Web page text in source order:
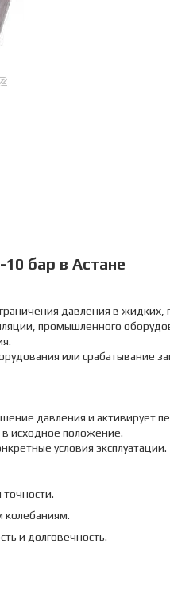
бар в Астане
давления в жидких,
промышленного
или срабатывание
давления и активирует
исходное положение.
условия эксплуатации.
точности.
колебаниям.
и долговечность.